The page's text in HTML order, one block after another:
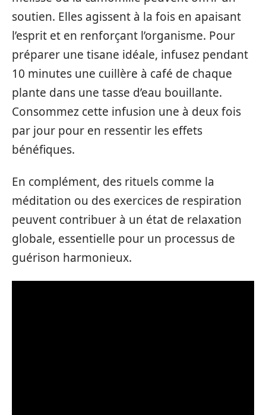
soutien. Elles agissent à la fois en apaisant
l’esprit et en renforçant l’organisme. Pour
préparer une tisane idéale, infusez pendant
10 minutes une cuillère à café de chaque
plante dans une tasse d’eau bouillante.
Consommez cette infusion une à deux fois
par jour pour en ressentir les effets
bénéfiques.
En complément, des rituels comme la
méditation ou des exercices de respiration
peuvent contribuer à un état de relaxation
globale, essentielle pour un processus de
guérison harmonieux.